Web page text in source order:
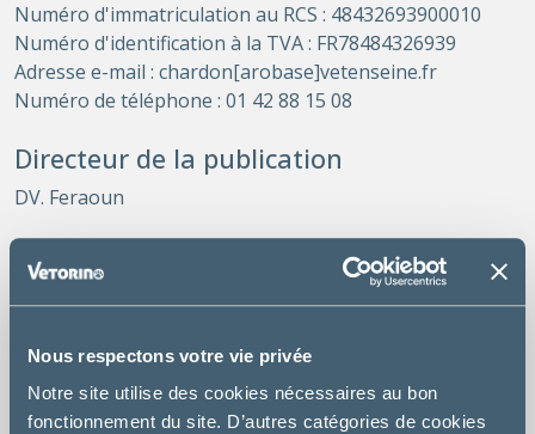
Nous respectons votre vie privée
Notre site utilise des cookies nécessaires au bon
fonctionnement du site. D’autres catégories de cookies
Numéro d'immatriculation au RCS : 48432693900010
Numéro d'identification à la TVA : FR78484326939
Adresse e-mail : chardon[arobase]vetenseine.fr
Numéro de téléphone : 01 42 88 15 08
Directeur de la publication
DV. Feraoun
Hébergement
Le site www.vetorino.com est hébergé par la société
Zekeringstraat 17, 1014 BM, Amsterdam, au Pays-Bas.
Propriété intellectuelle